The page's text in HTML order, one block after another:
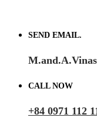
SEND EMAIL.
CALL NOW
+84 0971 112